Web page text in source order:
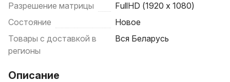
Разрешение матрицы
FullHD (1920 x 1080)
Состояние
Новое
Товары с доставкой в
регионы
Вся Беларусь
Описание